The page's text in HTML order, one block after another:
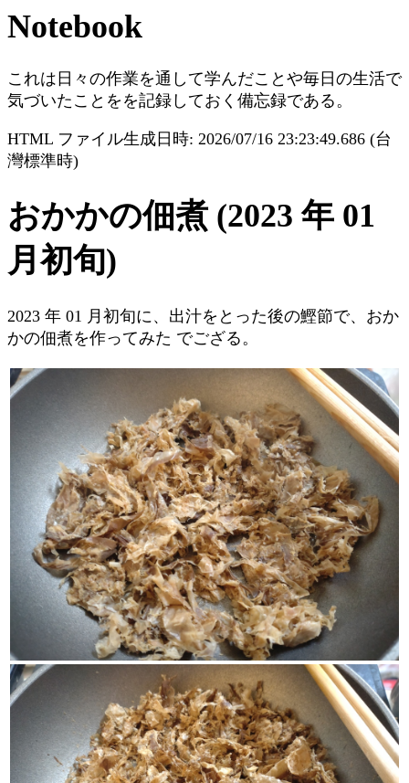
Notebook
これは日々の作業を通して学んだことや毎日の生活で
気づいたことをを記録しておく備忘録である。
HTML ファイル生成日時: 2026/07/16 23:23:49.686 (台
灣標準時)
おかかの佃煮 (2023 年 01
月初旬)
2023 年 01 月初旬に、出汁をとった後の鰹節で、おか
かの佃煮を作ってみた でござる。